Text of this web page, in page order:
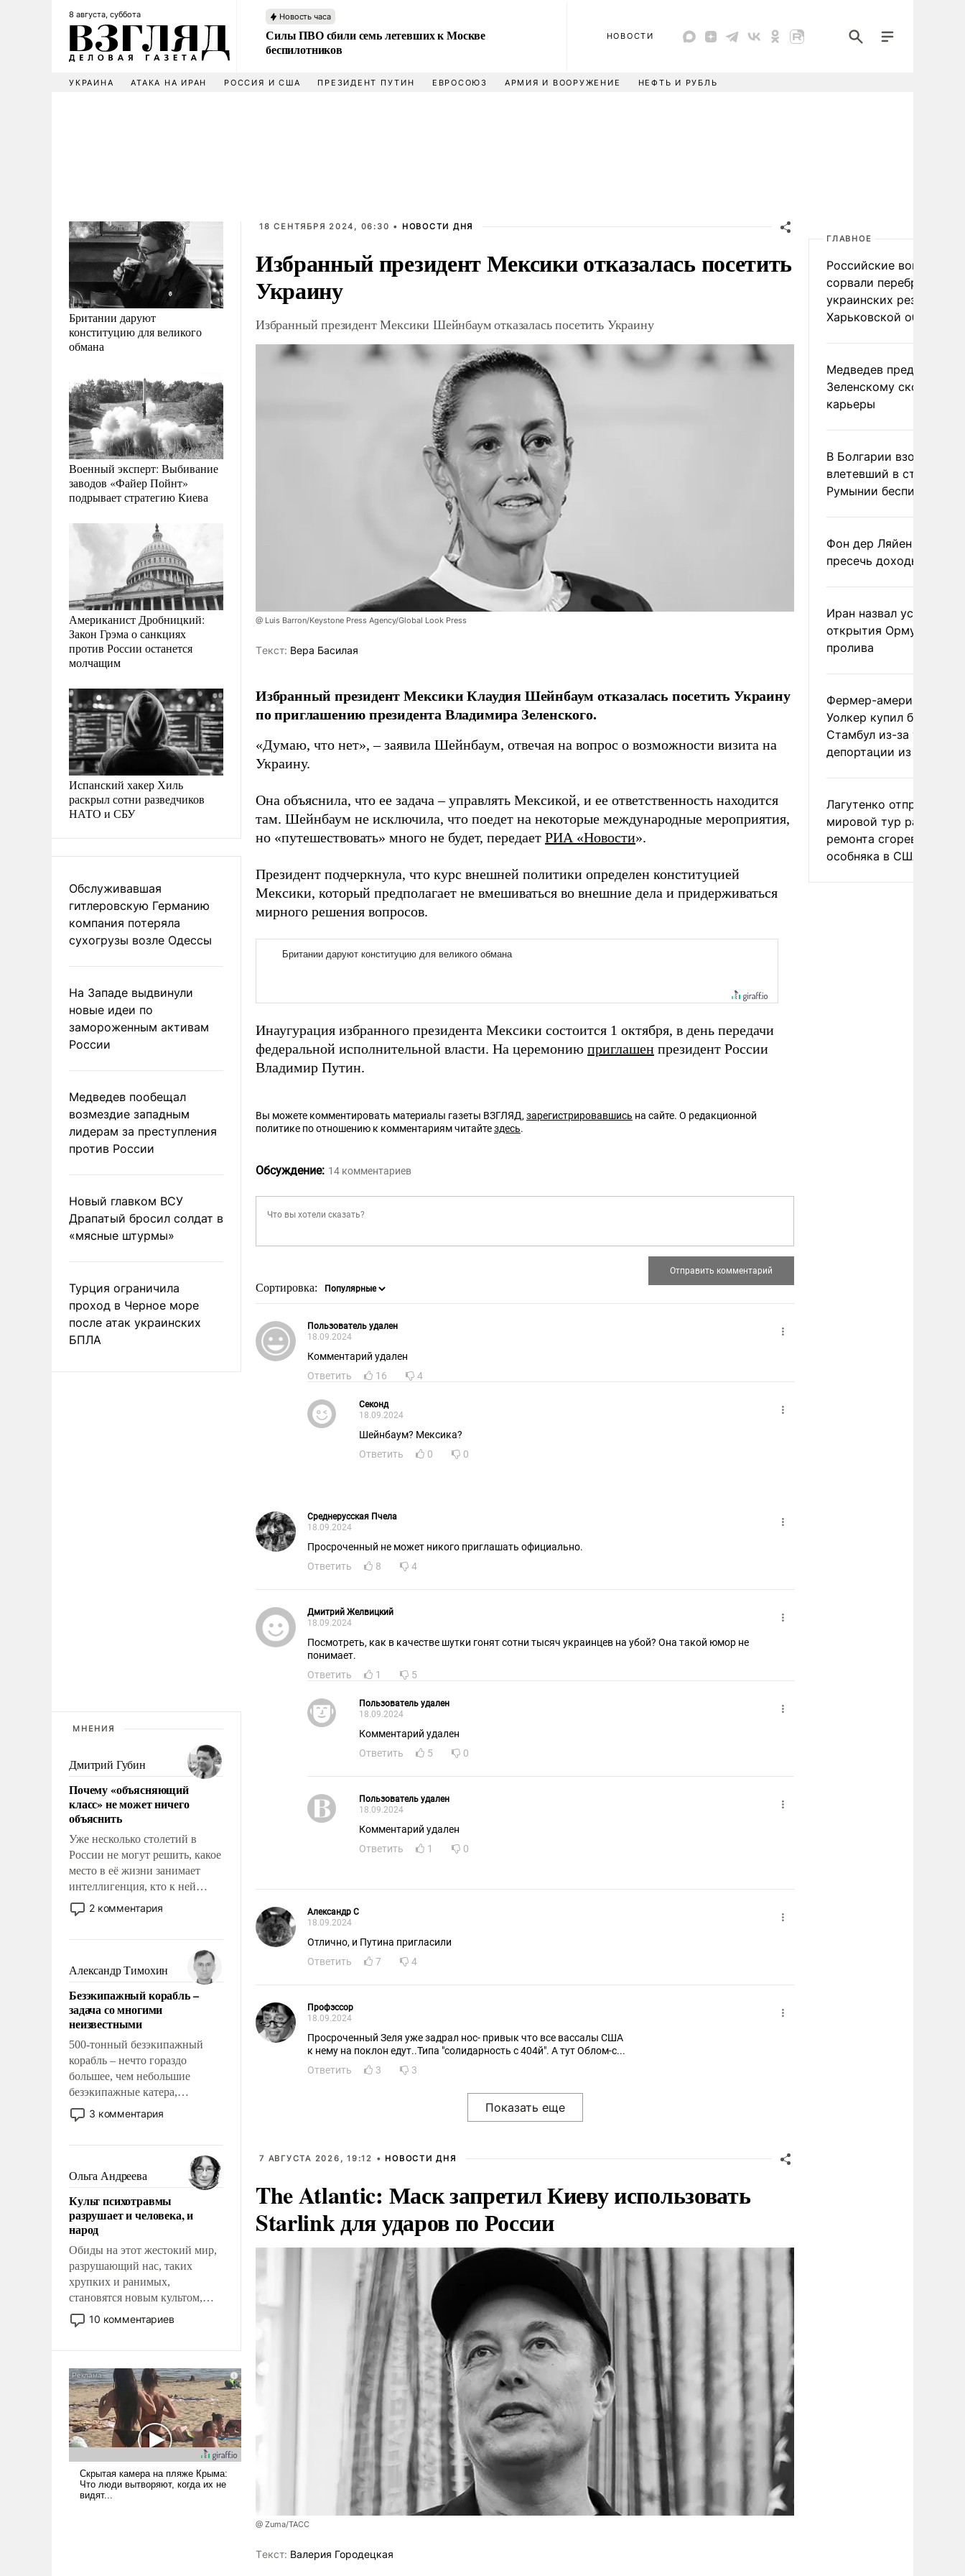
8 августа, суббота Новость часа
Силы ПВО сбили семь летевших к Москве
беспилотников
НОВОСТИ
УКРАИНА АТАКА НА ИРАН РОССИЯ И США ПРЕЗИДЕНТ ПУТИН ЕВРОСОЮЗ АРМИЯ И ВООРУЖЕНИЕ НЕФТЬ И РУБЛЬ
Британии даруют
конституцию для великого
обмана
Военный эксперт: Выбивание
заводов «Файер Пойнт»
подрывает стратегию Киева
Американист Дробницкий:
Закон Грэма о санкциях
против России останется
молчащим
Испанский хакер Хиль
раскрыл сотни разведчиков
НАТО и СБУ
Обслуживавшая
гитлеровскую Германию
компания потеряла
сухогрузы возле Одессы
На Западе выдвинули
новые идеи по
замороженным активам
России
Медведев пообещал
возмездие западным
лидерам за преступления
против России
Новый главком ВСУ
Драпатый бросил солдат в
«мясные штурмы»
Турция ограничила
проход в Черное море
после атак украинских
БПЛА
МНЕНИЯ
Дмитрий Губин
Почему «объясняющий
класс» не может ничего
объяснить
Уже несколько столетий в
России не могут решить, какое
место в её жизни занимает
интеллигенция, кто к ней
принадлежит, а кого из неё
исключили с правом
чем она отличается от просто
образованных людей. Иногда
казалось, что эти вопросы
решены раз и навсегда, но –
нет, не решены.
2 комментария
Александр Тимохин
Безэкипажный корабль –
задача со многими
неизвестными
500-тонный безэкипажный
корабль – нечто гораздо
большее, чем небольшие
безэкипажные катера,
применение которых уже
стало обыденностью. Задача по
сложна и амбициозна. Однако
и ее реализация радикально
поднимет наши боевые
возможности.
3 комментария
Ольга Андреева
Культ психотравмы
разрушает и человека, и
народ
Обиды на этот жестокий мир,
разрушающий нас, таких
хрупких и ранимых,
становятся новым культом,
постепенно вытесняя и
отменяя традиционное
ударами судьбы, брать на себя
ответственность, помогать
слабым, идти вперед и
адаптироваться.
10 комментариев
18 СЕНТЯБРЯ 2024, 06:30 • НОВОСТИ ДНЯ
Избранный президент Мексики отказалась посетить
Украину
Избранный президент Мексики Шейнбаум отказалась посетить Украину
@ Luis Barron/Keystone Press Agency/Global Look Press
Tекст: Вера Басилая
Избранный президент Мексики Клаудия Шейнбаум отказалась посетить Украину
по приглашению президента Владимира Зеленского.
«Думаю, что нет», – заявила Шейнбаум, отвечая на вопрос о возможности визита на
Украину.
Она объяснила, что ее задача – управлять Мексикой, и ее ответственность находится
там. Шейнбаум не исключила, что поедет на некоторые международные мероприятия,
но «путешествовать» много не будет, передает РИА «Новости».
Президент подчеркнула, что курс внешней политики определен конституцией
Мексики, который предполагает не вмешиваться во внешние дела и придерживаться
мирного решения вопросов.
Инаугурация избранного президента Мексики состоится 1 октября, в день передачи
федеральной исполнительной власти. На церемонию приглашен президент России
Владимир Путин.
Вы можете комментировать материалы газеты ВЗГЛЯД,зарегистрировавшись на сайте. О редакционной
политике по отношению к комментариям читайтездесь.
Обсуждение: 14 комментариев
Сортировка:
Пользователь удален
18.09.2024
Комментарий удален
Ответить
16 4
Секонд
18.09.2024
Шейнбаум? Мексика?
Ответить
0 0
Среднерусская Пчела
18.09.2024
Просроченный не может никого приглашать официально.
Ответить
8 4
Дмитрий Желвицкий
18.09.2024
Посмотреть, как в качестве шутки гoнят сотни тысяч украинцев на убой? Она такой юмор не
понимает.
Ответить
1 5
Пользователь удален
18.09.2024
Комментарий удален
Ответить
5 0
Пользователь удален
18.09.2024
Комментарий удален
Ответить
1 0
Александр С
18.09.2024
Отлично, и Путина пригласили
Ответить
7 4
Профэссор
18.09.2024
Просроченный Зеля уже задрал нос- привык что все вассалы США
к нему на поклон едут..Типа "солидарность с 404й". А тут Облом-с...
Ответить
3 3
7 АВГУСТА 2026, 19:12 • НОВОСТИ ДНЯ
The Atlantic: Маск запретил Киеву использовать
Starlink для ударов по России
@ Zuma/ТАСС
Tекст: Валерия Городецкая
ГЛАВНОЕ
Российские войска
сорвали переброску
украинских резервов в
Харьковской области
Медведев предрек
Зеленскому скорый
карьеры
В Болгарии взорвался
влетевший в страну из
Румынии беспилотник
Фон дер Ляйен
пресечь доходы России
Иран назвал условие
открытия Ормузского
пролива
Фермер-американец
Уолкер купил билет в
Стамбул из-за угрозы
депортации из России
Лагутенко отправился в
мировой тур ради
ремонта сгоревшего
особняка в США